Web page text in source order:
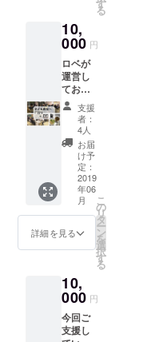
教育とは、
時間がかか
るものと言
われて久し
いですが、
つく学の子
供達の成長
は、ひとえ
に、ロベス
タッフ始
め、学習ボ
ランティア
の皆様、お
ンティア、
そして制服
などの日用
細は
3,000円
コース
を御覧
くださ
い。
す
る
10,
000 円
ロベが
運営し
ており
ます子
ども食
堂へご
招待い
たしま
す。 通
常は一
般の方
のご参
加はお
断りし
ており
ます
別にお
招きい
たしま
す。 子
供達と
支援
者：
4人
お届
け予
定：
2019
年06
月
詳細を見る
こ
の
リ
タ
ー
ン
を
選
択
す
る
10,
000 円
今回ご
支援し